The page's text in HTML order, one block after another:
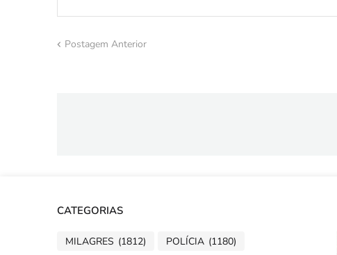
Postagem Anterior
CATEGORIAS
MILAGRES (1812) POLÍCIA (1180)